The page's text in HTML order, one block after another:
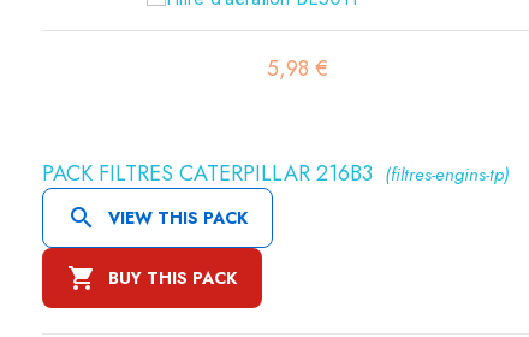
3,27 €
PACK FILTRES CATERPILLAR 216B3 (filtres-engins-tp)
 VIEW THIS PACK
 BUY THIS PACK